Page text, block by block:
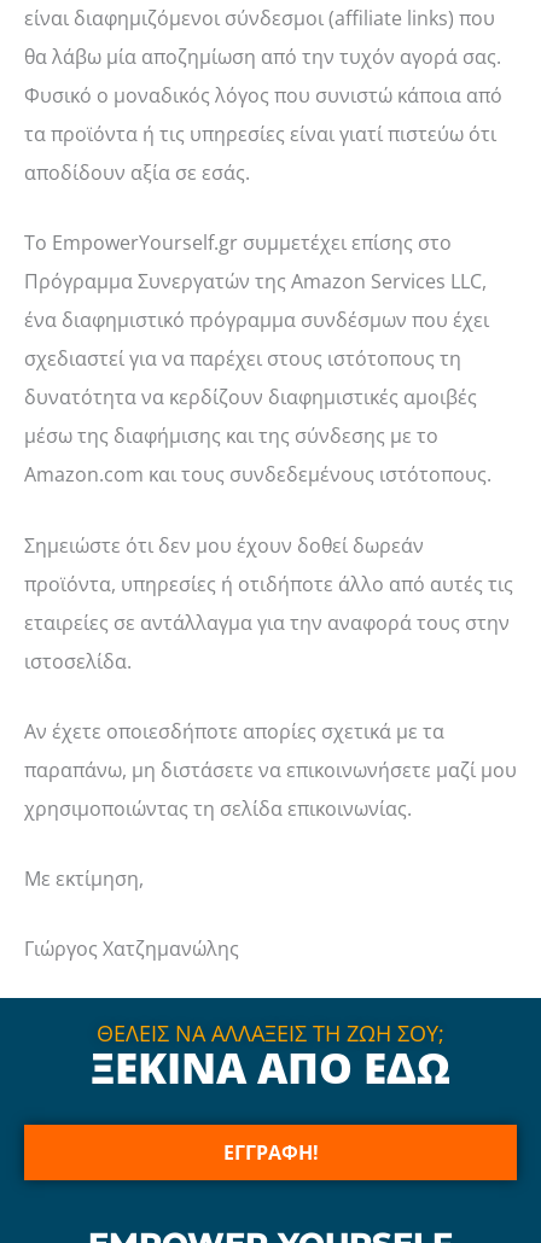
είναι διαφημιζόμενοι σύνδεσμοι (affiliate links) που
θα λάβω μία αποζημίωση από την τυχόν αγορά σας.
Φυσικό ο μοναδικός λόγος που συνιστώ κάποια από
τα προϊόντα ή τις υπηρεσίες είναι γιατί πιστεύω ότι
αποδίδουν αξία σε εσάς.
Το EmpowerYourself.gr συμμετέχει επίσης στο
Πρόγραμμα Συνεργατών της Amazon Services LLC,
ένα διαφημιστικό πρόγραμμα συνδέσμων που έχει
σχεδιαστεί για να παρέχει στους ιστότοπους τη
δυνατότητα να κερδίζουν διαφημιστικές αμοιβές
μέσω της διαφήμισης και της σύνδεσης με το
Amazon.com και τους συνδεδεμένους ιστότοπους.
Σημειώστε ότι δεν μου έχουν δοθεί δωρεάν
προϊόντα, υπηρεσίες ή οτιδήποτε άλλο από αυτές τις
εταιρείες σε αντάλλαγμα για την αναφορά τους στην
ιστοσελίδα.
Αν έχετε οποιεσδήποτε απορίες σχετικά με τα
παραπάνω, μη διστάσετε να επικοινωνήσετε μαζί μου
χρησιμοποιώντας τη σελίδα επικοινωνίας.
Με εκτίμηση,
Γιώργος Χατζημανώλης
ΘΕΛΕΙΣ ΝΑ ΑΛΛΑΞΕΙΣ ΤΗ ΖΩΗ ΣΟΥ;
ΞΕΚΙΝΑ ΑΠΟ ΕΔΩ
ΕΓΓΡΑΦΗ!